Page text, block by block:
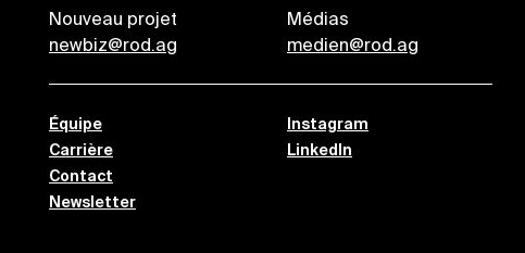
Nouveau projet
newbiz@rod.ag
Médias
medien@rod.ag
Équipe
Carrière
Contact
Newsletter
Instagram
LinkedIn